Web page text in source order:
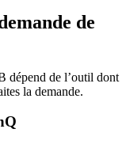
de
dépend de l’outil dont
la demande.